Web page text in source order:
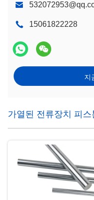
15061822228
지
가열된 전류장치 피스